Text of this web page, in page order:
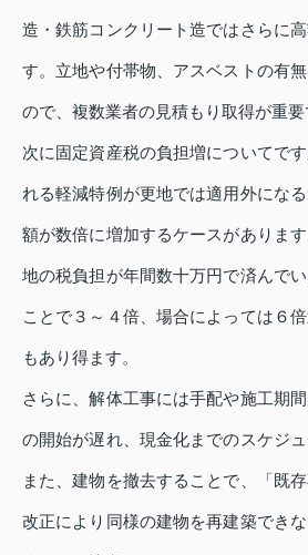
造・鉄筋コンクリート造ではさらに
す。立地や付帯物、アスベストの有
ので、複数業者の見積もり取得が重要
次に固定資産税の負担増についてで
れる軽減特例が更地では適用外にな
額が数倍に増加するケースがありま
地の税負担が年間数十万円で済んで
ことで３～４倍、場合によっては６
もあり得ます。
さらに、解体工事には手配や施工期
の開始が遅れ、現金化までのスケジュ
また、建物を撤去することで、「既
改正により同様の建物を再建築でき